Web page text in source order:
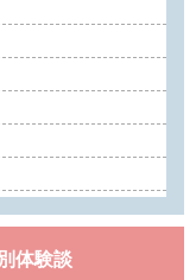
体験談